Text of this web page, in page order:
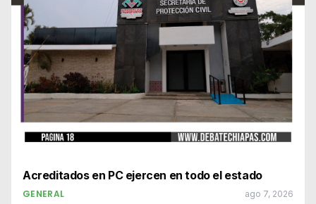
Acreditados en PC ejercen en todo el estado
GENERAL ago 7, 2026